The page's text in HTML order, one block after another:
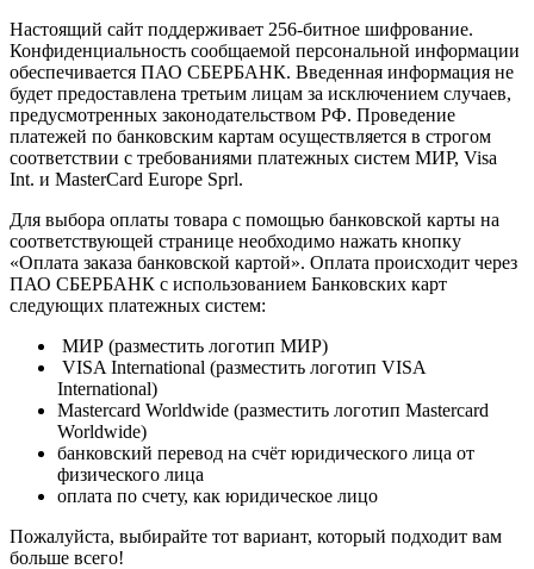
Настоящий сайт поддерживает 256-битное шифрование.
Конфиденциальность сообщаемой персональной информации
обеспечивается ПАО СБЕРБАНК. Введенная информация не
будет предоставлена третьим лицам за исключением случаев,
предусмотренных законодательством РФ. Проведение
платежей по банковским картам осуществляется в строгом
соответствии с требованиями платежных систем МИР, Visa
Int. и MasterCard Europe Sprl.
Для выбора оплаты товара с помощью банковской карты на
соответствующей странице необходимо нажать кнопку
«Оплата заказа банковской картой». Оплата происходит через
ПАО СБЕРБАНК с использованием Банковских карт
следующих платежных систем:
МИР (разместить логотип МИР)
VISA International (разместить логотип VISA
International)
Mastercard Worldwide (разместить логотип Mastercard
Worldwide)
банковский перевод на счёт юридического лица от
физического лица
оплата по счету, как юридическое лицо
Пожалуйста, выбирайте тот вариант, который подходит вам
больше всего!